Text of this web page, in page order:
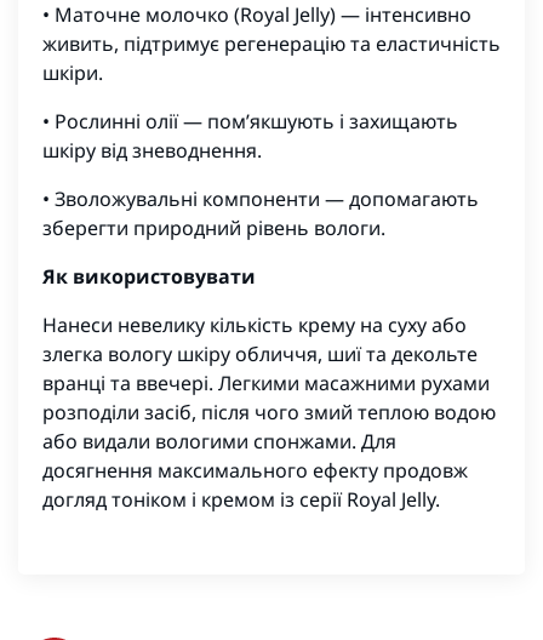
• Маточне молочко (Royal Jelly) — інтенсивно
живить, підтримує регенерацію та еластичність
шкіри.
• Рослинні олії — пом’якшують і захищають
шкіру від зневоднення.
• Зволожувальні компоненти — допомагають
зберегти природний рівень вологи.
Як використовувати
Нанеси невелику кількість крему на суху або
злегка вологу шкіру обличчя, шиї та декольте
вранці та ввечері. Легкими масажними рухами
розподіли засіб, після чого змий теплою водою
або видали вологими спонжами. Для
досягнення максимального ефекту продовж
догляд тоніком і кремом із серії Royal Jelly.